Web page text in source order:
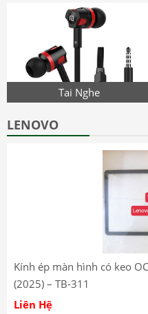
Tai Nghe
LENOVO
Kính ép màn hình có keo
(2025) – TB-311
Liên Hệ